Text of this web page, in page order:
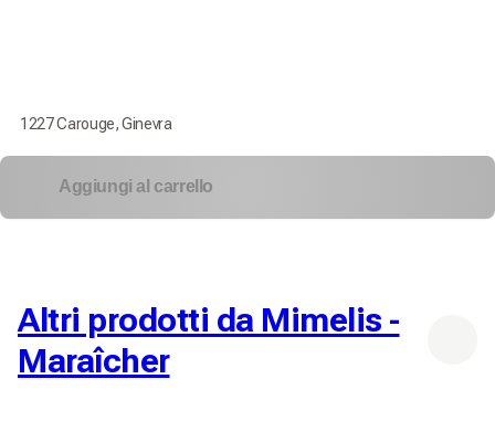
1227 Carouge, Ginevra
Aggiungi al carrello
Altri prodotti da Mimelis -
Maraîcher